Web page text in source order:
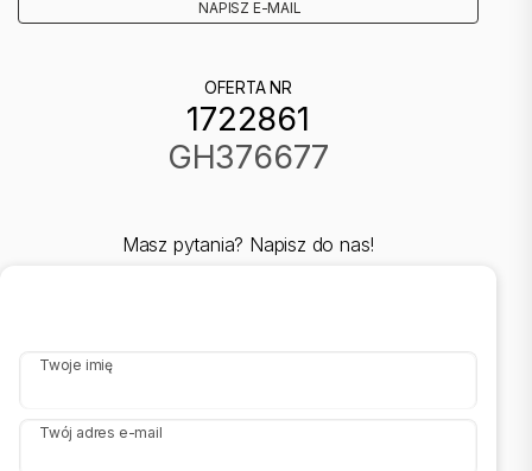
NAPISZ E-MAIL
OFERTA NR
1722861
GH376677
Masz pytania? Napisz do nas!
Twoje imię
Twój adres e-mail